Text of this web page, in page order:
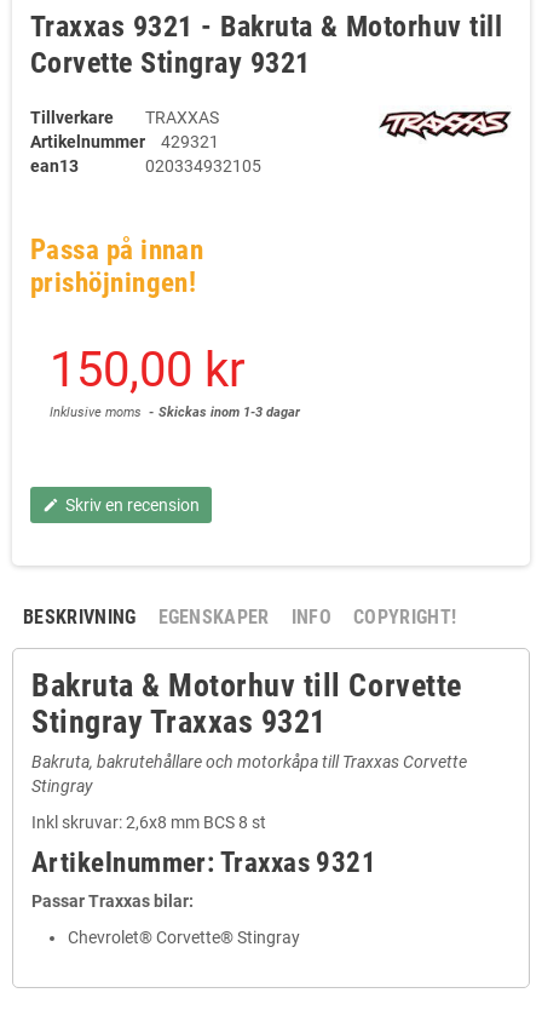
Traxxas 9321 - Bakruta & Motorhuv till
Corvette Stingray 9321
Tillverkare
TRAXXAS
Artikelnummer
429321
ean13
020334932105
Passa på innan
prishöjningen!
150,00 kr
Inklusive moms Skickas inom 1-3 dagar
edit Skriv en recension
BESKRIVNING EGENSKAPER INFO COPYRIGHT!
Bakruta & Motorhuv till Corvette
Stingray Traxxas 9321
Bakruta, bakrutehållare och motorkåpa till Traxxas Corvette
Stingray
Inkl skruvar: 2,6x8 mm BCS 8 st
Artikelnummer: Traxxas 9321
Passar Traxxas bilar:
Chevrolet® Corvette® Stingray